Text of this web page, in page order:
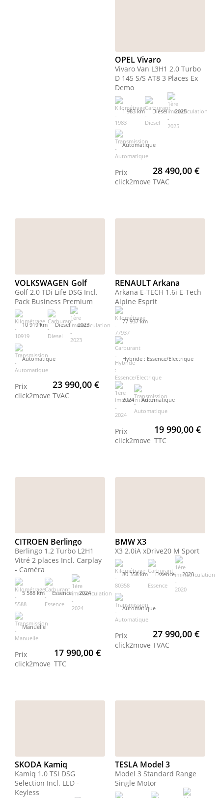
OPEL Vivaro
Vivaro Van L3H1 2.0 Turbo
D 145 S/S AT8 3 Places Ex
Demo
1 983 km Diesel 2025
Automatique
Prix
click2move
28 490,00 €
TVAC
VOLKSWAGEN Golf
Golf 2.0 TDi Life DSG Incl.
Pack Business Premium
10 919 km Diesel 2023
Automatique
Prix
click2move
23 990,00 €
TVAC
RENAULT Arkana
Arkana E-TECH 1.6i E-Tech
Alpine Esprit
77 937 km
Hybride : Essence/Electrique
2024 Automatique
Prix
click2move
19 990,00 €
TTC
CITROEN Berlingo
Berlingo 1.2 Turbo L2H1
Vitré 2 places Incl. Carplay
- Caméra
5 588 km Essence 2024
Manuelle
Prix
click2move
17 990,00 €
TTC
BMW X3
X3 2.0iA xDrive20 M Sport
80 358 km Essence 2020
Automatique
Prix
click2move
27 990,00 €
TVAC
SKODA Kamiq
Kamiq 1.0 TSI DSG
Selection Incl. LED -
Keyless
TESLA Model 3
Model 3 Standard Range
Single Motor